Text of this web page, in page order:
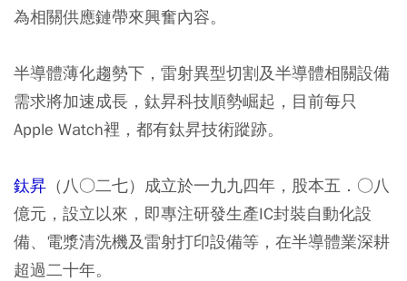
為相關供應鏈帶來興奮內容。
半導體薄化趨勢下，雷射異型切割及半導體相關設備
需求將加速成長，鈦昇科技順勢崛起，目前每只
Apple Watch裡，都有鈦昇技術蹤跡。
鈦昇 （八○二七）成立於一九九四年，股本五．○八
億元，設立以來，即專注研發生產IC封裝自動化設
備、電漿清洗機及雷射打印設備等，在半導體業深耕
超過二十年。